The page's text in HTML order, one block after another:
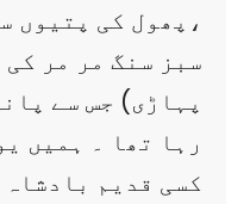
،پھول کی پتیوں
سبز سنگ مر مر
پہاڑی) جس سے
رہا تھا ۔ ہمیں
کسی قدیم